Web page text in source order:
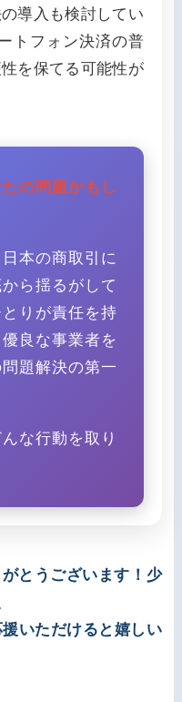
導入も検討してい
トフォン決済の普
を保てる可能性が
の問題かもし
本の商取引に
ら揺るがして
りが責任を持
良な事業者を
題解決の第一
な行動を取り
とうございます！少
いただけると嬉しい